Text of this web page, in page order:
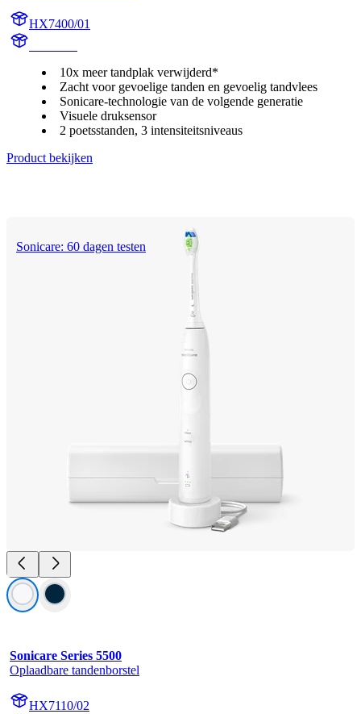
HX7400/01
10x meer tandplak verwijderd*
Zacht voor gevoelige tanden en gevoelig tandvlees
Sonicare-technologie van de volgende generatie
Visuele druksensor
2 poetsstanden, 3 intensiteitsniveaus
Product bekijken
Sonicare: 60 dagen testen
Sonicare Series 5500
Oplaadbare tandenborstel
HX7110/02